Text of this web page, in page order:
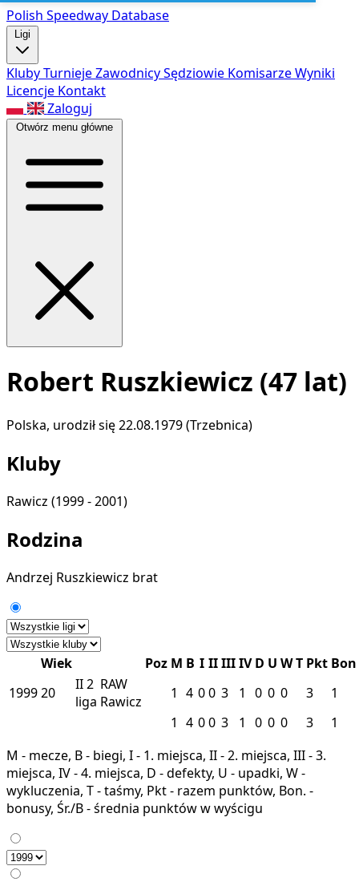
Polish Speedway Database
Ligi
KlubyTurniejeZawodnicySędziowie KomisarzeWyniki
Licencje Kontakt
Zaloguj
Otwórz menu główne
Robert Ruszkiewicz (47 lat)
Polska, urodził się 22.08.1979 (Trzebnica)
Kluby
Rawicz (1999 - 2001)
Rodzina
Andrzej Ruszkiewicz brat
Wiek Poz M B I IIIIIIV D U WT Pkt Bon
199920 II2
liga
RAW
Rawicz
1 4 00 3 1 0 0 0 3
1
1 4 00 3 1 0 0 0 3
1
M - mecze, B - biegi, I - 1. miejsca, II - 2. miejsca, III - 3.
miejsca, IV - 4. miejsca, D - defekty, U - upadki, W -
wykluczenia, T - taśmy, Pkt - razem punktów, Bon. -
bonusy, Śr./B - średnia punktów w wyścigu